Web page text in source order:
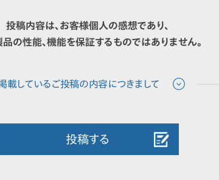
投稿内容は、お客様個人の感想であり、
の性能、機能を保証するものではありません。
投稿する